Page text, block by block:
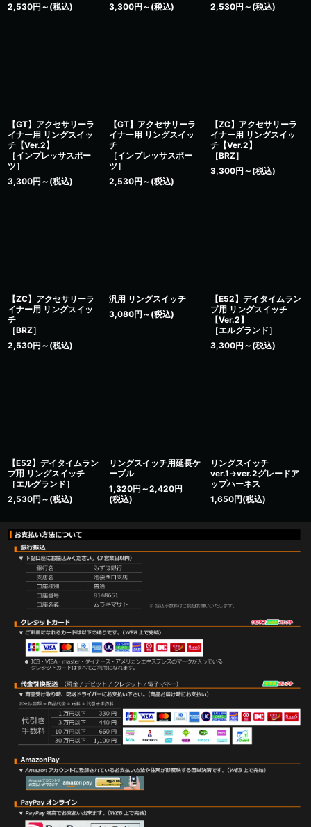
2,530円 ～ (税込)
3,300円 ～ (税込)
2,530円 ～ (税込)
【GT】アクセサリーラ
イナー用 リングスイッ
チ【Ver.2】
［インプレッサスポー
ツ］
3,300円 ～ (税込)
【GT】アクセサリーラ
イナー用 リングスイッ
チ
［インプレッサスポー
ツ］
2,530円 ～ (税込)
【ZC】アクセサリーラ
イナー用 リングスイッ
チ【Ver.2】
［BRZ］
3,300円 ～ (税込)
【ZC】アクセサリーラ
イナー用 リングスイッ
チ
［BRZ］
2,530円 ～ (税込)
汎用 リングスイッチ
3,080円 ～ (税込)
【E52】デイタイムラン
プ用 リングスイッチ
【Ver.2】
［エルグランド］
3,300円 ～ (税込)
【E52】デイタイムラン
プ用 リングスイッチ
［エルグランド］
2,530円 ～ (税込)
リングスイッチ用延長ケ
ーブル
1,320円 ～2,420円
(税込)
リングスイッチ
ver.1→ver.2グレードア
ップハーネス
1,650円(税込)